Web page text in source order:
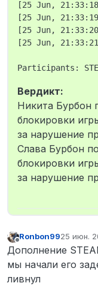
[25 Jun,
[25 Jun,
[25 Jun,
[25 Jun,
Вердикт:
Никита Бурбон
блокировки
за нарушение
Слава Бурбон
блокировки
за нарушение
Ronbon9925 июн.
Дополнение
мы начали его
ливнул